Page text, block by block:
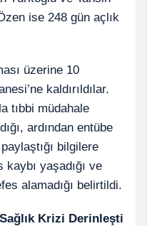
ise 248 gün açlık
üzerine 10
kaldırıldılar.
tıbbi müdahale
ardından entübe
bilgilere
yaşadığı ve
alamadığı belirtildi.
Krizi Derinleşti